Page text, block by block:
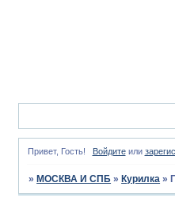
Привет, Гость! Войдитеили
» МОСКВА И СПБ » Курилка »